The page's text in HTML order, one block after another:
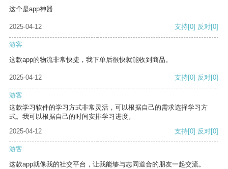
这个是app神器
2025-04-12 支持[0] 反对[0]
游客
这款app的物流非常快捷，我下单后很快就能收到商品。
2025-04-12 支持[0] 反对[0]
游客
这款学习软件的学习方式非常灵活，可以根据自己的需求选择学习方
式。我可以根据自己的时间安排学习进度。
2025-04-12
支持[0] 反对[0]
游客
这款app就像我的社交平台，让我能够与志同道合的朋友一起交流。